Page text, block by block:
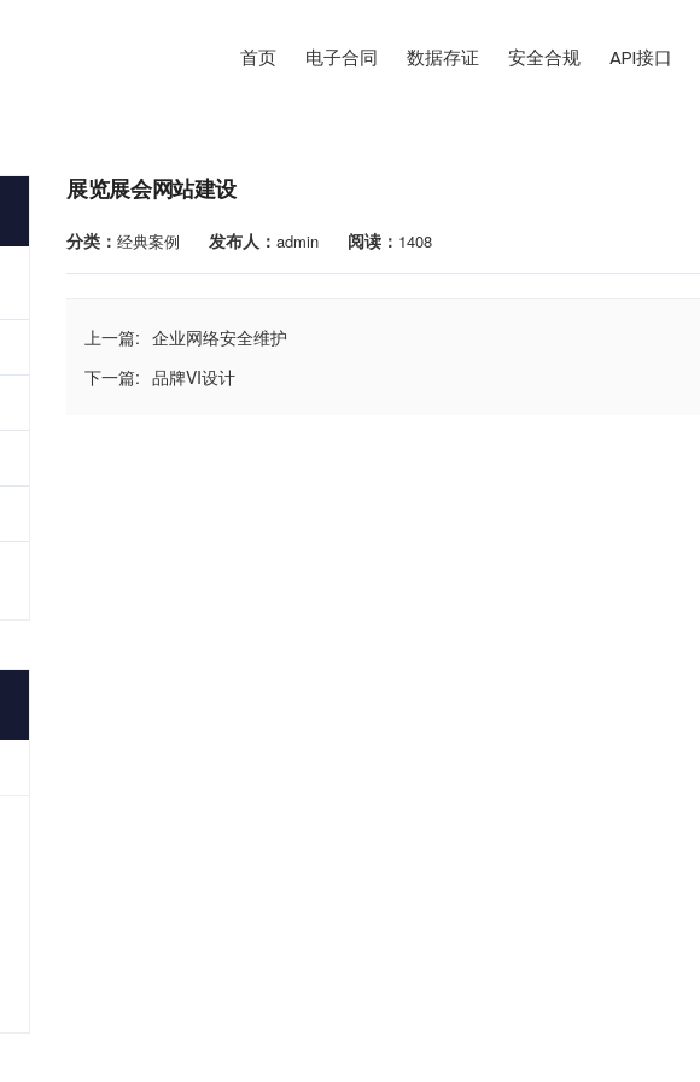
首页 电子合同 数据存证 安全合规 API接口
展览展会网站建设
分类： 经典案例 发布人： admin 阅读： 1408
上一篇: 企业网络安全维护
下一篇: 品牌VI设计